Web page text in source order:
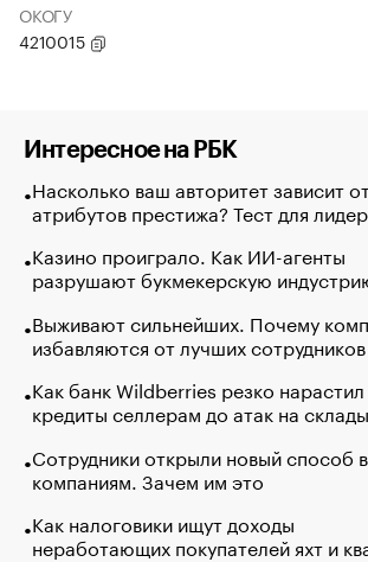
ОКОГУ
4210015
Интересное на РБК
Насколько ваш авторитет зависит
атрибутов престижа? Тест для
Казино проиграло. Как ИИ-агенты
разрушают букмекерскую
Выживают сильнейших. Почему
избавляются от лучших сотрудников
Как банк Wildberries резко нарастил
кредиты селлерам до атак на склады
Сотрудники открыли новый способ
компаниям. Зачем им это
Как налоговики ищут доходы
неработающих покупателей яхт и